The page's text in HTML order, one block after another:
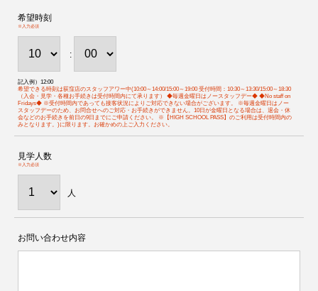
希望時刻
※入力必須
:
記入例）12:00
希望できる時刻は荻窪店のスタッフアワー中(10:00～14:00/15:00～19:00 受付時間：10:30～13:30/15:00～18:30
（入会・見学・各種お手続きは受付時間内にて承ります） ◆毎週金曜日はノースタッフデー◆ ◆No staff on
Fridays◆ ※受付時間内であっても接客状況によりご対応できない場合がございます。 ※毎週金曜日はノー
スタッフデーのため、お問合せへのご対応・お手続きができません。10日が金曜日となる場合は、退会・休
会などのお手続きを前日の9日までにご申請ください。 ※【HIGH SCHOOL PASS】のご利用は受付時間内の
みとなります。)に限ります。お確かめの上ご入力ください。
見学人数
※入力必須
人
お問い合わせ内容